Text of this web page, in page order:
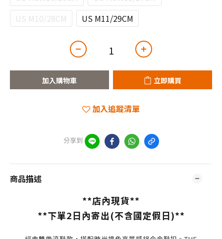
US M10/28CM
US M11/29CM
加入購物車 立即購買
加入追蹤清單
分享到
商品描述
**店內現貨**
**下單2日內寄出(不含國定假日)**